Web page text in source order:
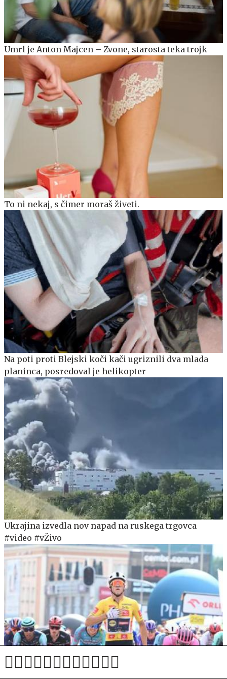
Umrl je Anton Majcen – Zvone, starosta teka trojk
To ni nekaj, s čimer moraš živeti.
Na poti proti Blejski koči kači ugriznili dva mlada
planinca, posredoval je helikopter
Ukrajina izvedla nov napad na ruskega trgovca
#video #vŽivo